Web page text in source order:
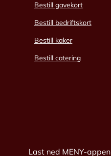
Bestill gavekort
Bestill bedriftskort
Bestill kaker
Bestill catering
Last ned MENY-appen